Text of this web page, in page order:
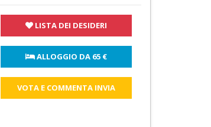
LISTA DEI DESIDERI
ALLOGGIO DA 65 €
VOTA E COMMENTA INVIA